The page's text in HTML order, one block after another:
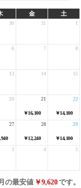
金 土
30 31 1
6 7 8
13 14 15
20
￥16,100
21
￥14,100
22
27
￥12,240
28
￥14,100
29
3 4 5
の最安値 ￥9,620です。